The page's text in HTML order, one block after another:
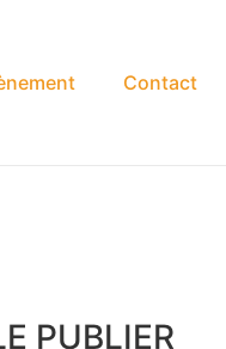
Contact
PUBLIER